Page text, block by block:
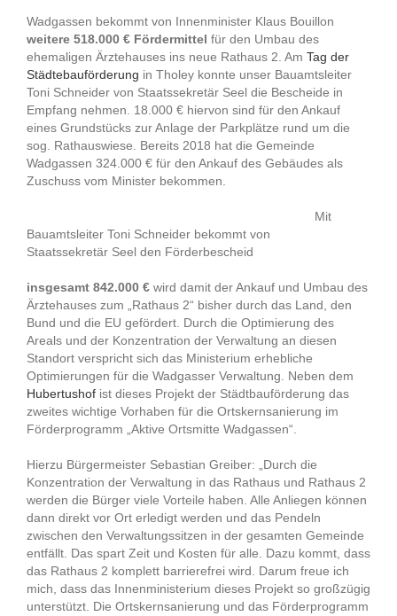
Wadgassen bekommt von Innenminister Klaus Bouillon
weitere 518.000 € Fördermittel für den Umbau des
ehemaligen Ärztehauses ins neue Rathaus 2. Am Tag der
Städtebauförderung in Tholey konnte unser Bauamtsleiter
Toni Schneider von Staatssekretär Seel die Bescheide in
Empfang nehmen. 18.000 € hiervon sind für den Ankauf
eines Grundstücks zur Anlage der Parkplätze rund um die
sog. Rathauswiese. Bereits 2018 hat die Gemeinde
Wadgassen 324.000 € für den Ankauf des Gebäudes als
Zuschuss vom Minister bekommen.
Bauamtsleiter Toni Schneider bekommt von
Staatssekretär Seel den Förderbescheid
Mit
insgesamt 842.000 € wird damit der Ankauf und Umbau des
Ärztehauses zum „Rathaus 2“ bisher durch das Land, den
Bund und die EU gefördert. Durch die Optimierung des
Areals und der Konzentration der Verwaltung an diesen
Standort verspricht sich das Ministerium erhebliche
Optimierungen für die Wadgasser Verwaltung. Neben dem
Hubertushof ist dieses Projekt der Städtbauförderung das
zweites wichtige Vorhaben für die Ortskernsanierung im
Förderprogramm „Aktive Ortsmitte Wadgassen“.
Hierzu Bürgermeister Sebastian Greiber: „Durch die
Konzentration der Verwaltung in das Rathaus und Rathaus 2
werden die Bürger viele Vorteile haben. Alle Anliegen können
dann direkt vor Ort erledigt werden und das Pendeln
zwischen den Verwaltungssitzen in der gesamten Gemeinde
entfällt. Das spart Zeit und Kosten für alle. Dazu kommt, dass
das Rathaus 2 komplett barrierefrei wird. Darum freue ich
mich, dass das Innenministerium dieses Projekt so großzügig
unterstützt. Die Ortskernsanierung und das Förderprogramm